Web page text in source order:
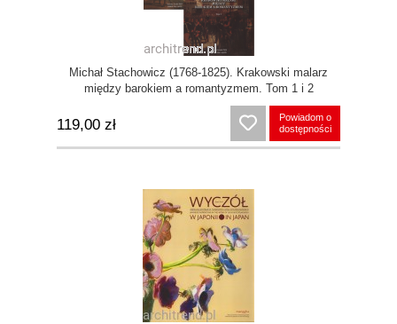
Michał Stachowicz (1768-1825). Krakowski malarz
między barokiem a romantyzmem. Tom 1 i 2
119,00 zł
Powiadom o
dostępności